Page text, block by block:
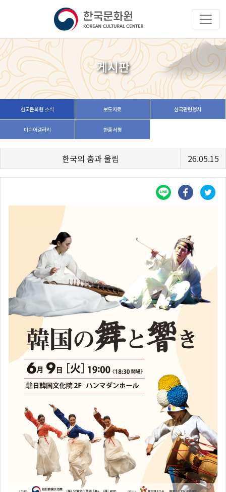
게시판
한국문화원 소식 보도자료 한국관련행사
미디어갤러리 한줄서평
한국의 춤과 울림 26.05.15